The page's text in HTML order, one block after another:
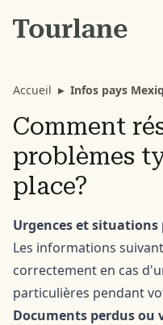
Accueil ▸ Infos pays
Comment
problèmes
place?
Urgences et
Les informations
correctement en cas
particulières pendant
Documents perdus ou